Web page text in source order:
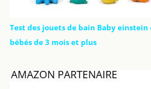
Test des jouets de bain Baby einstein
bébés de 3 mois et plus